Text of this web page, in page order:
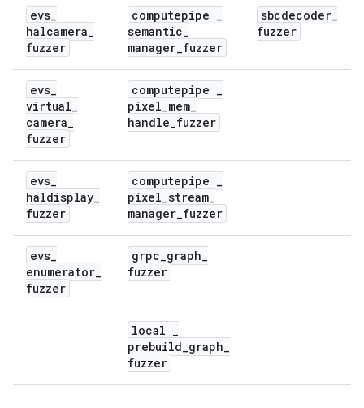
evs_
halcamera_
fuzzer
computepipe _
semantic_
manager_fuzzer
sbcdecoder_
fuzzer
evs_
virtual_
camera_
fuzzer
computepipe _
pixel_mem_
handle_fuzzer
evs_
haldisplay_
fuzzer
computepipe _
pixel_stream_
manager_fuzzer
evs_
enumerator_
fuzzer
grpc_graph_
fuzzer
local _
prebuild_graph_
fuzzer